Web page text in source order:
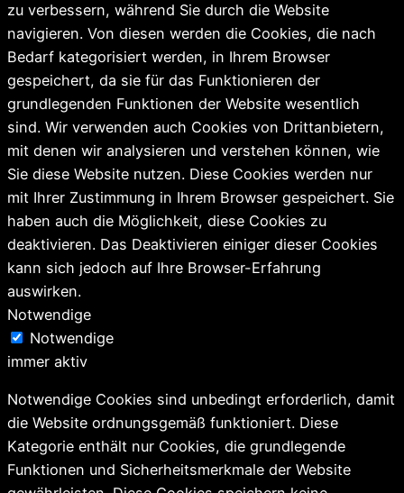
zu verbessern, während Sie durch die Website
navigieren. Von diesen werden die Cookies, die nach
Bedarf kategorisiert werden, in Ihrem Browser
gespeichert, da sie für das Funktionieren der
grundlegenden Funktionen der Website wesentlich
sind. Wir verwenden auch Cookies von Drittanbietern,
mit denen wir analysieren und verstehen können, wie
Sie diese Website nutzen. Diese Cookies werden nur
mit Ihrer Zustimmung in Ihrem Browser gespeichert. Sie
haben auch die Möglichkeit, diese Cookies zu
deaktivieren. Das Deaktivieren einiger dieser Cookies
kann sich jedoch auf Ihre Browser-Erfahrung
auswirken.
Notwendige
Notwendige
immer aktiv
Notwendige Cookies sind unbedingt erforderlich, damit
die Website ordnungsgemäß funktioniert. Diese
Kategorie enthält nur Cookies, die grundlegende
Funktionen und Sicherheitsmerkmale der Website